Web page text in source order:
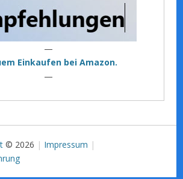
—
Einkaufen bei Amazon.
—
© 2026
Impressum